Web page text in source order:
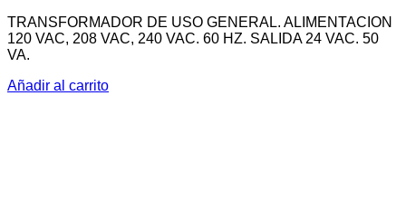
TRANSFORMADOR DE USO GENERAL. ALIMENTACION
120 VAC, 208 VAC, 240 VAC. 60 HZ. SALIDA 24 VAC. 50
VA.
Añadir al carrito